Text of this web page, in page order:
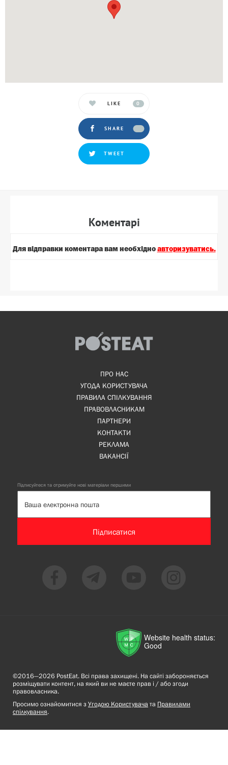
LIKE 0
SHARE
TWEET
Коментарi
Для вiдправки коментара вам необхiдно авторизуватись.
ПРО НАС
УГОДА КОРИСТУВАЧА
ПРАВИЛА СПІЛКУВАННЯ
ПРАВОВЛАСНИКАМ
ПАРТНЕРИ
КОНТАКТИ
РЕКЛАМА
ВАКАНСІЇ
Підписуйтеся та отримуйте нові матеріали першими
Підписатися
Website health status:
Good
©2016—2026 PostEat. Всі права захищені. На сайті забороняється
розміщувати контент, на який ви не маєте прав і / або згоди
правовласника.
Просимо ознайомитися з Угодою Користувача та Правилами
спілкування.